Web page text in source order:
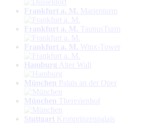
Frankfurt a. M. Marienturm
Frankfurt a. M. TaunusTurm
Frankfurt a. M. Winx-Tower
Hamburg Alter Wall
München Palais an der Oper
München Theresienhof
Stuttgart Kronprinzenpalais